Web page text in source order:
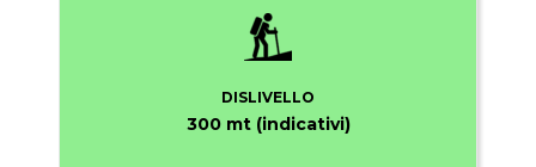
DISLIVELLO
300 mt (indicativi)